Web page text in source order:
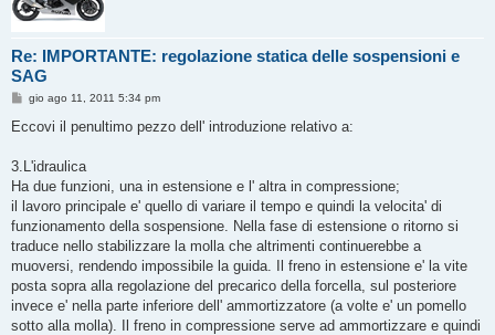
Re: IMPORTANTE: regolazione statica delle sospensioni e
SAG
M
s
g
i
o
gio ago 11, 2011 5:34 pm
Eccovi il penultimo pezzo dell' introduzione relativo a:
3.L'idraulica
Ha due funzioni, una in estensione e l' altra in compressione;
il lavoro principale e' quello di variare il tempo e quindi la velocita' di
funzionamento della sospensione. Nella fase di estensione o ritorno si
traduce nello stabilizzare la molla che altrimenti continuerebbe a
muoversi, rendendo impossibile la guida. Il freno in estensione e' la vite
posta sopra alla regolazione del precarico della forcella, sul posteriore
invece e' nella parte inferiore dell' ammortizzatore (a volte e' un pomello
sotto alla molla). Il freno in compressione serve ad ammortizzare e quindi